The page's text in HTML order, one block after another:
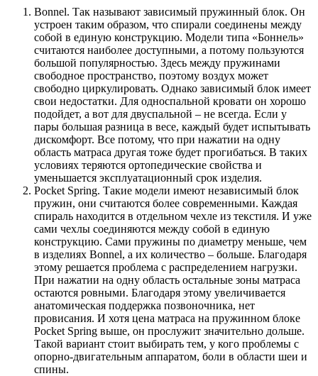
Bonnel. Так называют зависимый пружинный блок. Он
устроен таким образом, что спирали соединены между
собой в единую конструкцию. Модели типа «Боннель»
считаются наиболее доступными, а потому пользуются
большой популярностью. Здесь между пружинами
свободное пространство, поэтому воздух может
свободно циркулировать. Однако зависимый блок имеет
свои недостатки. Для односпальной кровати он хорошо
подойдет, а вот для двуспальной – не всегда. Если у
пары большая разница в весе, каждый будет испытывать
дискомфорт. Все потому, что при нажатии на одну
область матраса другая тоже будет прогибаться. В таких
условиях теряются ортопедические свойства и
уменьшается эксплуатационный срок изделия.
Pocket Spring. Такие модели имеют независимый блок
пружин, они считаются более современными. Каждая
спираль находится в отдельном чехле из текстиля. И уже
сами чехлы соединяются между собой в единую
конструкцию. Сами пружины по диаметру меньше, чем
в изделиях Bonnel, а их количество – больше. Благодаря
этому решается проблема с распределением нагрузки.
При нажатии на одну область остальные зоны матраса
остаются ровными. Благодаря этому увеличивается
анатомическая поддержка позвоночника, нет
провисания. И хотя цена матраса на пружинном блоке
Pocket Spring выше, он прослужит значительно дольше.
Такой вариант стоит выбирать тем, у кого проблемы с
опорно-двигательным аппаратом, боли в области шеи и
спины.